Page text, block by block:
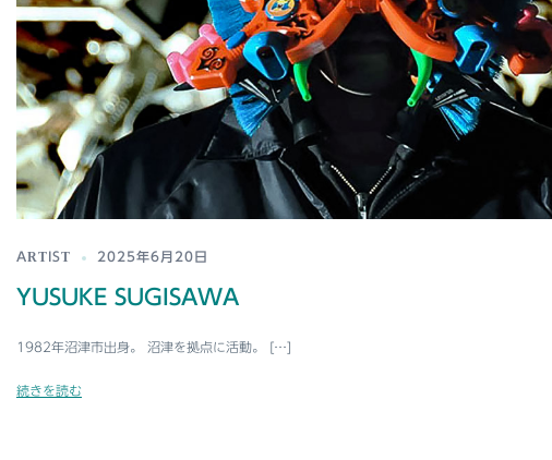
ARTIST 2025年6月20日
YUSUKE SUGISAWA
1982年沼津市出身。 沼津を拠点に活動。 […]
続きを読む